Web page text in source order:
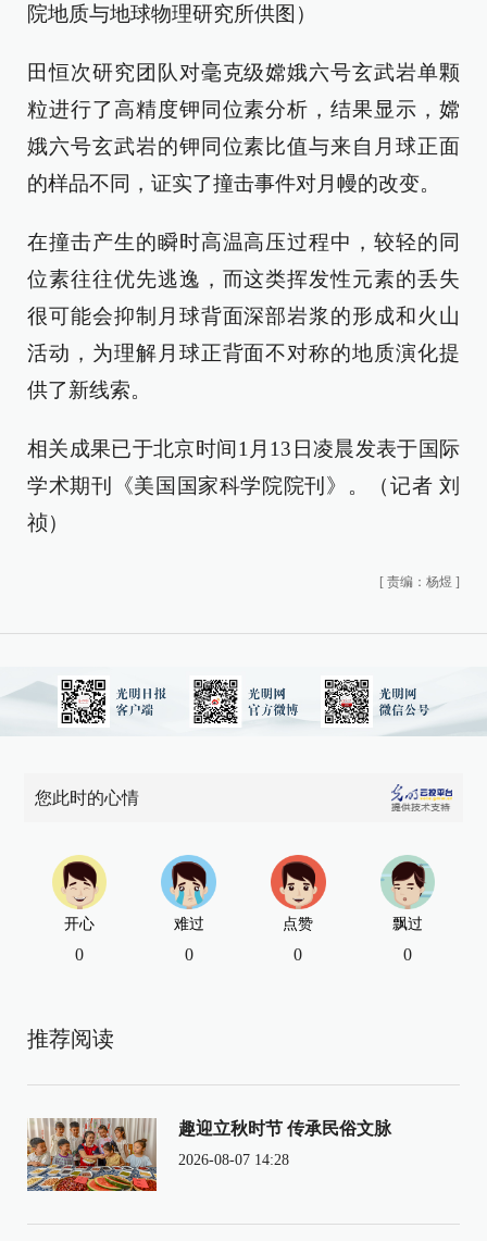
院地质与地球物理研究所供图）
田恒次研究团队对毫克级嫦娥六号玄武岩单颗
粒进行了高精度钾同位素分析，结果显示，嫦
娥六号玄武岩的钾同位素比值与来自月球正面
的样品不同，证实了撞击事件对月幔的改变。
在撞击产生的瞬时高温高压过程中，较轻的同
位素往往优先逃逸，而这类挥发性元素的丢失
很可能会抑制月球背面深部岩浆的形成和火山
活动，为理解月球正背面不对称的地质演化提
供了新线索。
相关成果已于北京时间1月13日凌晨发表于国际
学术期刊《美国国家科学院院刊》。（记者 刘
祯）
[ 责编：杨煜 ]
您此时的心情
开心
0
难过
0
点赞
0
飘过
0
推荐阅读
趣迎立秋时节 传承民俗文脉
2026-08-07 14:28